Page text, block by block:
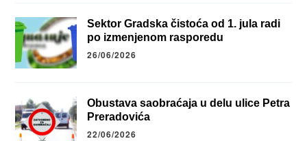
Sektor Gradska čistoća od 1. jula radi
po izmenjenom rasporedu
26/06/2026
Obustava saobraćaja u delu ulice Petra
Preradovića
22/06/2026